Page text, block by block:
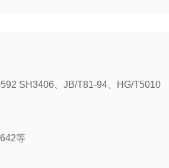
SH3406、JB/T81-94、HG/T5010
等